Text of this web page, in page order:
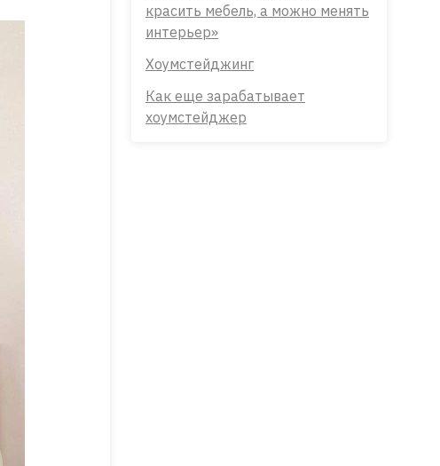
красить мебель, а можно менять
интерьер»
Хоумстейджинг
Как еще зарабатывает
хоумстейджер